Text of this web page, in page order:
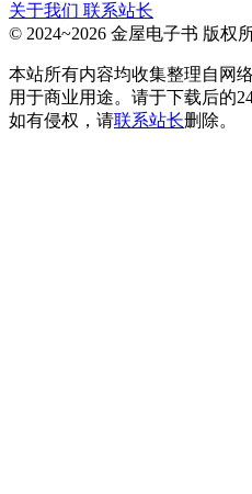
关于我们 联系站长
© 2024~2026 金屋电子书 版权
本站所有内容均收集整理自网
用于商业用途。请于下载后的
如有侵权，请联系站长删除。